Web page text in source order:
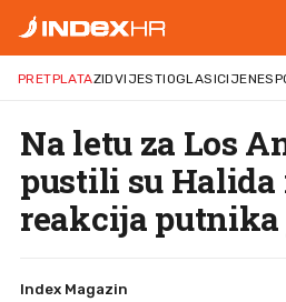
PRETPLATAZIDVIJESTIOGLASICIJENE
Na letu za Los
pustili su Halida
reakcija
Index Magazin